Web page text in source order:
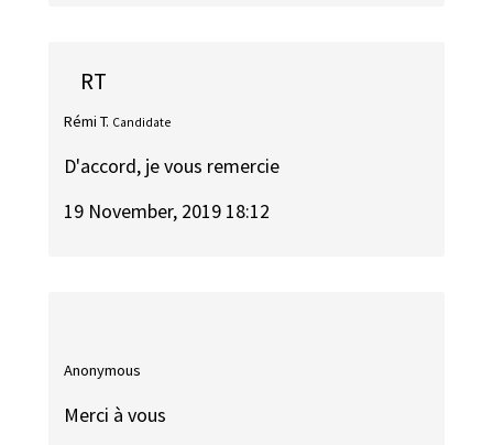
RT
Rémi T. Candidate
D'accord, je vous remercie
19 November, 2019 18:12
Anonymous
Merci à vous